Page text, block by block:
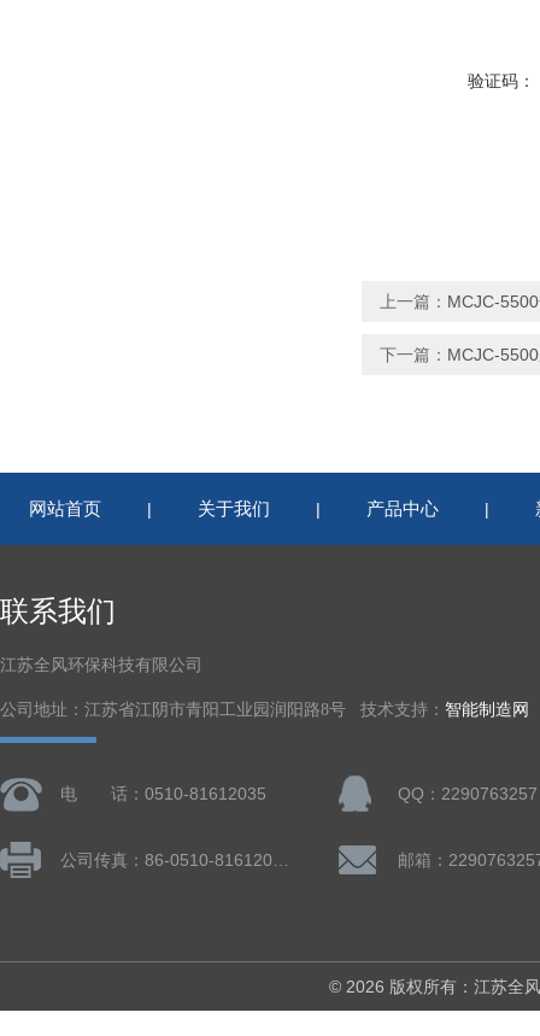
验证码：
上一篇： MCJC-
下一篇： MCJC-
网站首页 | 关于我们 | 产品中心 |
联系我们
江苏全风环保科技有限公司
公司地址：江苏省江阴市青阳工业园润阳路8号 技术支持： 智能制造网
电 话：0510-81612035 QQ：2290763257
邮箱：
© 2026 版权所有：江苏全